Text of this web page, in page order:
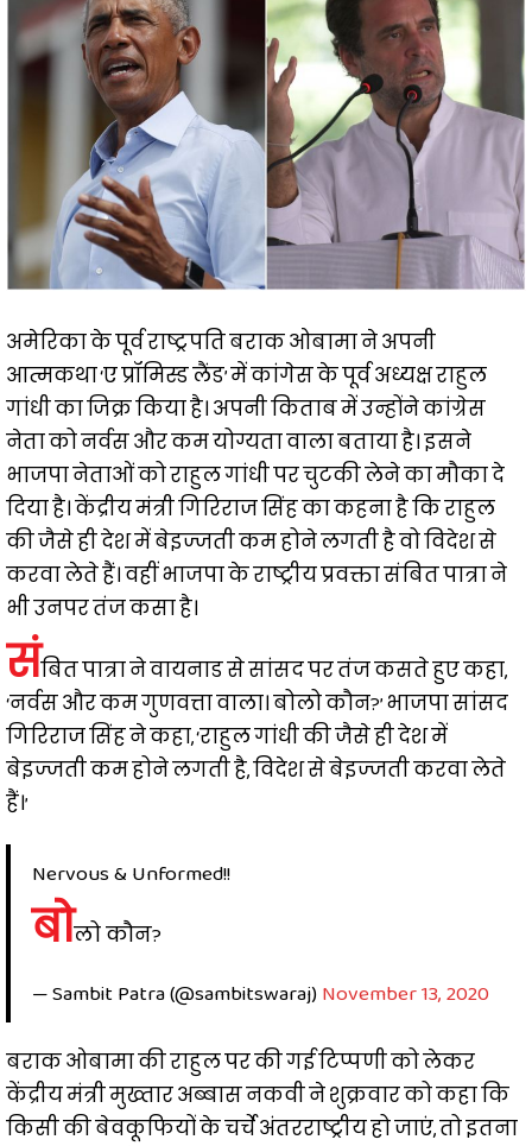
अमेरिका के पूर्व राष्ट्रपति बराक ओबामा ने अपनी
आत्मकथा ‘ए प्रॉमिस्ड लैंड’ में कांगेस के पूर्व अध्यक्ष राहुल
गांधी का जिक्र किया है। अपनी किताब में उन्होंने कांग्रेस
नेता को नर्वस और कम योग्यता वाला बताया है। इसने
भाजपा नेताओं को राहुल गांधी पर चुटकी लेने का मौका दे
दिया है। केंद्रीय मंत्री गिरिराज सिंह का कहना है कि राहुल
की जैसे ही देश में बेइज्जती कम होने लगती है वो विदेश से
करवा लेते हैं। वहीं भाजपा के राष्ट्रीय प्रवक्ता संबित पात्रा ने
भी उनपर तंज कसा है।
संबित पात्रा ने वायनाड से सांसद पर तंज कसते हुए कहा,
‘नर्वस और कम गुणवत्ता वाला। बोलो कौन?’ भाजपा सांसद
गिरिराज सिंह ने कहा, ‘राहुल गांधी की जैसे ही देश में
बेइज्जती कम होने लगती है, विदेश से बेइज्जती करवा लेते
हैं।’
Nervous & Unformed!!
बोलो कौन?
— Sambit Patra (@sambitswaraj)November 13, 2020
बराक ओबामा की राहुल पर की गई टिप्पणी को लेकर
केंद्रीय मंत्री मुख्तार अब्बास नकवी ने शुक्रवार को कहा कि
किसी की बेवकूफियों के चर्चे अंतरराष्ट्रीय हो जाएं, तो इतना